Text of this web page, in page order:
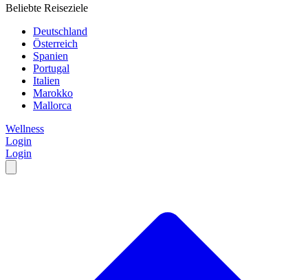
Beliebte Reiseziele
Deutschland
Österreich
Spanien
Portugal
Italien
Marokko
Mallorca
Wellness
Login
Login